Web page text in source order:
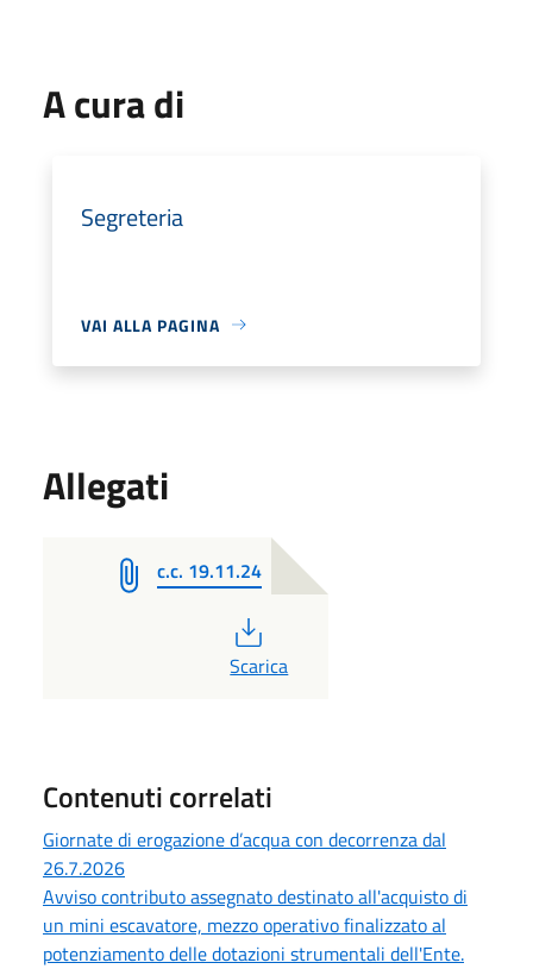
A cura di
Segreteria
VAI ALLA PAGINA
Allegati
c.c. 19.11.24
PDF
Scarica
Contenuti correlati
Giornate di erogazione d’acqua con decorrenza dal
26.7.2026
Avviso contributo assegnato destinato all'acquisto di
un mini escavatore, mezzo operativo finalizzato al
potenziamento delle dotazioni strumentali dell'Ente.